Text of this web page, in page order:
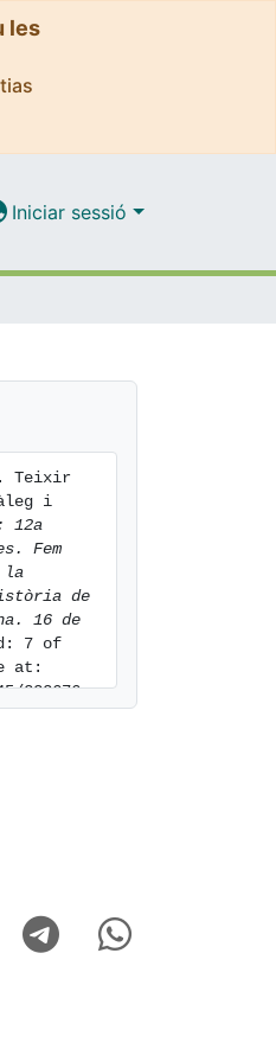
les
Iniciar sessió
Teixir
i
12a
Fem
la
de
16 de
7 of
at:
222676